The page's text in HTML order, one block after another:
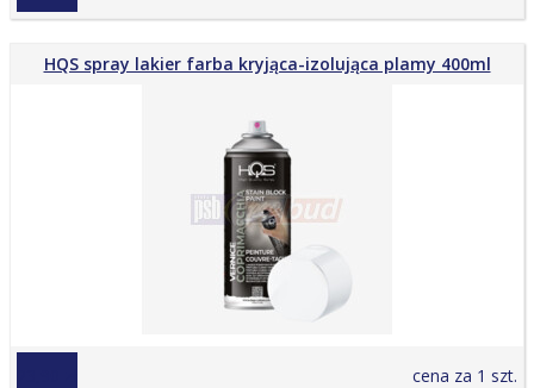
HQS spray lakier farba kryjąca-izolująca plamy 400ml
cena za 1 szt.